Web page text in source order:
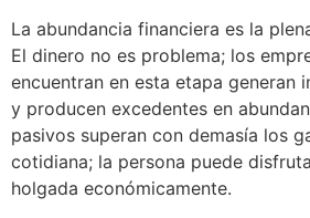
La abundancia financiera es la
El dinero no es problema; los
encuentran en esta etapa generan
y producen excedentes en
pasivos superan con demasía los
cotidiana; la persona puede
holgada económicamente.